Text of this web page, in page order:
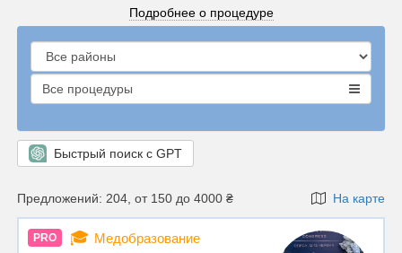
Подробнее о процедуре
Все процедуры
Быстрый поиск с GPT
Предложений: 204, от 150 до 4000 ₴ На карте
PRO 🎓 Медобразование